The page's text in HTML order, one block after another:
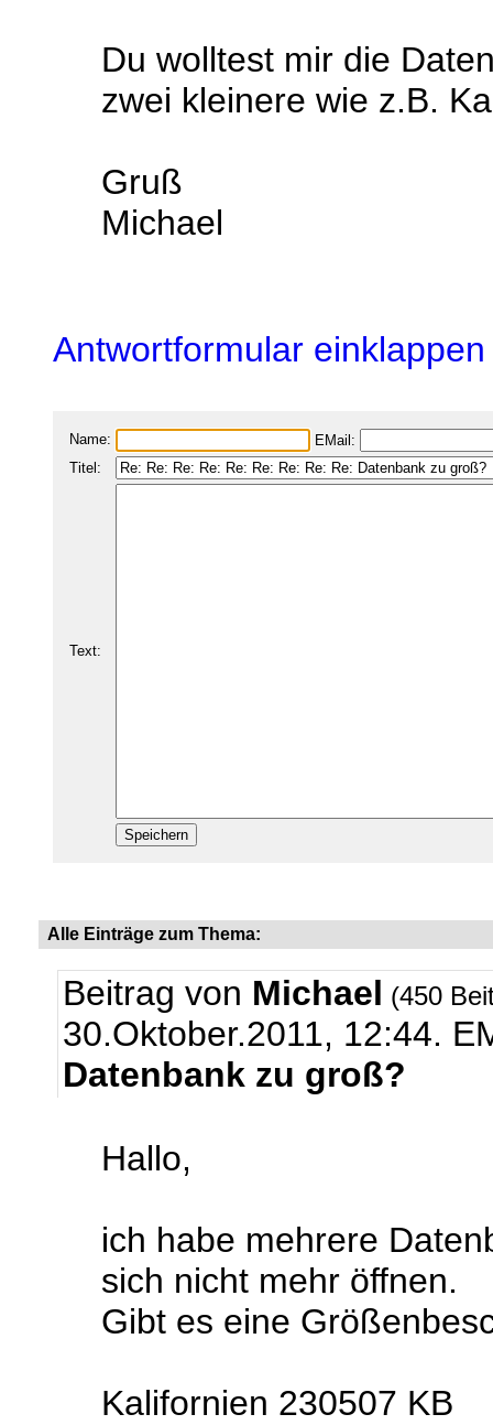
Du wolltest mir die
zwei kleinere wie z.B.
Gruß
Michael
Antwortformular einklappen
Name:
EMail:
Titel:
Text:
Alle Einträge zum Thema:
Beitrag von Michael (450
30.Oktober.2011, 12:44.
Datenbank zu groß?
Hallo,
ich habe mehrere
sich nicht mehr öffnen.
Gibt es eine
Kalifornien 230507 KB